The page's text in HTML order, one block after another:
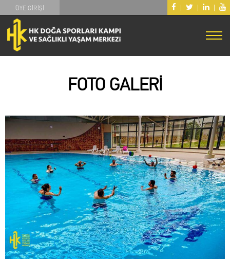
| | |
ÜYE GİRİŞİ
FOTO GALERİ